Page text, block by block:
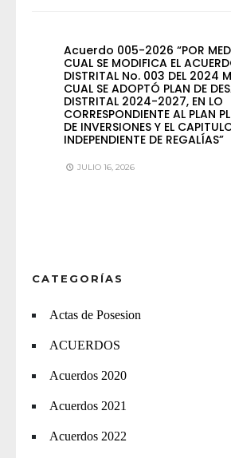
Acuerdo 005-2026 “POR
CUAL SE MODIFICA EL
DISTRITAL No. 003 DEL 2024
CUAL SE ADOPTÓ PLAN DE
DISTRITAL 2024-2027, EN LO
CORRESPONDIENTE AL PLAN
DE INVERSIONES Y EL
INDEPENDIENTE DE REGALÍAS”
JULIO 16, 2026
CATEGORÍAS
Actas de Posesion
ACUERDOS
Acuerdos 2020
Acuerdos 2021
Acuerdos 2022